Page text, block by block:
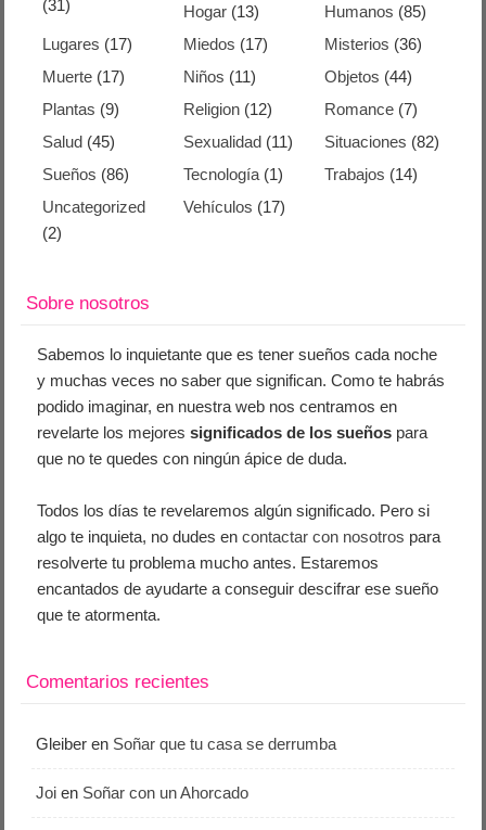
(31)
Hogar (13) Humanos (85)
Lugares (17) Miedos (17) Misterios (36)
Muerte (17) Niños (11) Objetos (44)
Plantas (9) Religion (12) Romance(7)
Salud (45) Sexualidad (11) Situaciones (82)
Sueños (86) Tecnología (1) Trabajos (14)
Uncategorized
(2)
Vehículos (17)
Sobre nosotros
Sabemos lo inquietante que es tener sueños cada noche
y muchas veces no saber que significan. Como te habrás
podido imaginar, en nuestra web nos centramos en
revelarte los mejoressignificados de los sueños para
que no te quedes con ningún ápice de duda.
Todos los días te revelaremos algún significado. Pero si
algo te inquieta, no dudes encontactar con nosotros para
resolverte tu problema mucho antes. Estaremos
encantados de ayudarte a conseguir descifrar ese sueño
que te atormenta.
Comentarios recientes
Gleiber en Soñar que tu casa se derrumba
Joi en Soñar con un Ahorcado